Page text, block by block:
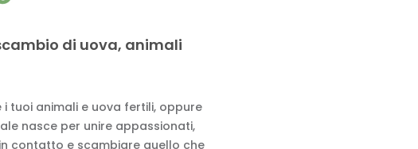
di uova, animali
tuoi animali e uova fertili, oppure
nasce per unire appassionati,
contatto e scambiare quello che